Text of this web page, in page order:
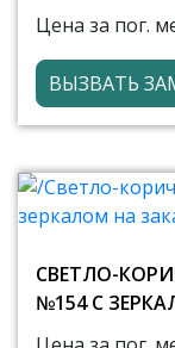
Цена за пог.
ВЫЗВАТЬ
СВЕТЛО-
№154 С